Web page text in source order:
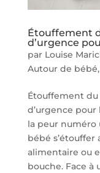
Étouffement
d’urgence
par Louise
Autour de bébé,
Étouffement du
d’urgence pour
la peur numéro
bébé
alimentaire ou
bouche. Face à